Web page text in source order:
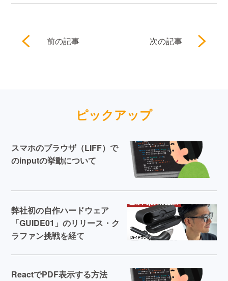
前の記事 次の記事
ピックアップ
スマホのブラウザ（LIFF）で
のinputの挙動について
弊社初の自作ハードウェア
「GUIDE01」のリリース・ク
ラファン挑戦を経て
ReactでPDF表示する方法